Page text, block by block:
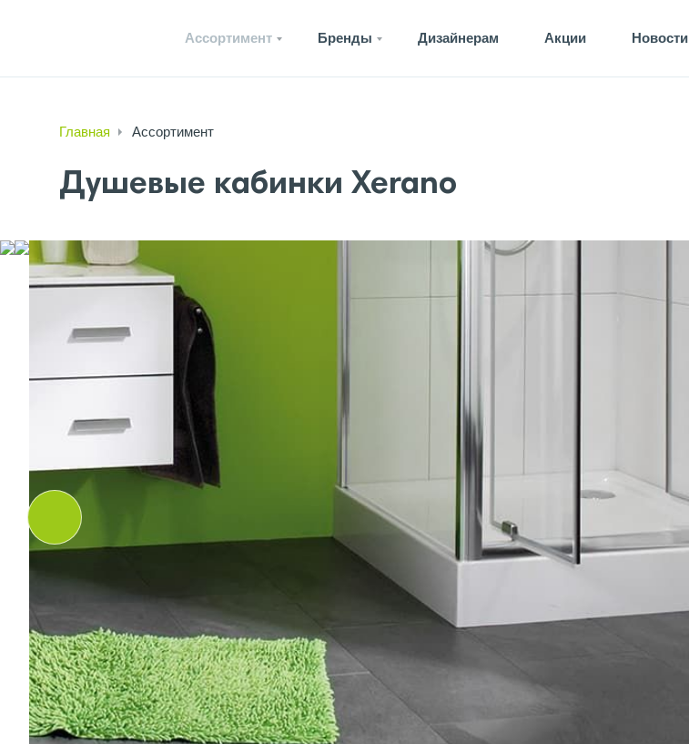
Ассортимент Бренды Дизайнерам Акции Новости
Главная Ассортимент
Душевые кабинки Xerano